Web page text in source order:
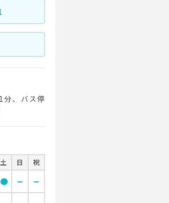
分、バス停
土 日
祝
circle remove remove